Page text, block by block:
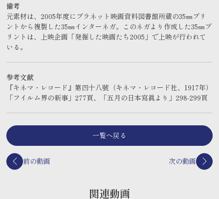
備考
元素材は、2005年度にプラネット映画資料図書館所蔵の35㎜プリ
ントから複製した35㎜インターネガ。このネガより作成した35㎜プ
リントは、上映企画「発掘した映画たち2005」で上映が行われて
いる。
参考文献
『キネマ・レコード』第四十八號（キネマ・レコード社、1917年）
「フイルム界の新事」277頁、「五月の日本寫眞より」298-299頁
前の動画
一覧へ戻る
次の動画
関連動画